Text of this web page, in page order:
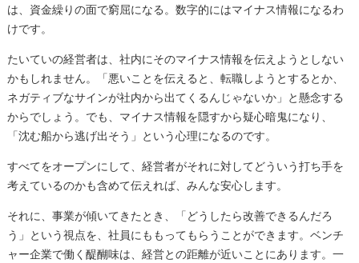
は、資金繰りの面で窮屈になる。数字的にはマイナス情報になるわ
けです。
たいていの経営者は、社内にそのマイナス情報を伝えようとしない
かもしれません。「悪いことを伝えると、転職しようとするとか、
ネガティブなサインが社内から出てくるんじゃないか」と懸念する
からでしょう。でも、マイナス情報を隠すから疑心暗鬼になり、
「沈む船から逃げ出そう」という心理になるのです。
すべてをオープンにして、経営者がそれに対してどういう打ち手を
考えているのかも含めて伝えれば、みんな安心します。
それに、事業が傾いてきたとき、「どうしたら改善できるんだろ
う」という視点を、社員にももってもらうことができます。ベンチ
ャー企業で働く醍醐味は、経営との距離が近いことにあります。一